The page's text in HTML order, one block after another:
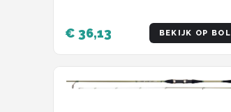
€ 36,13 BEKIJK OP BOL